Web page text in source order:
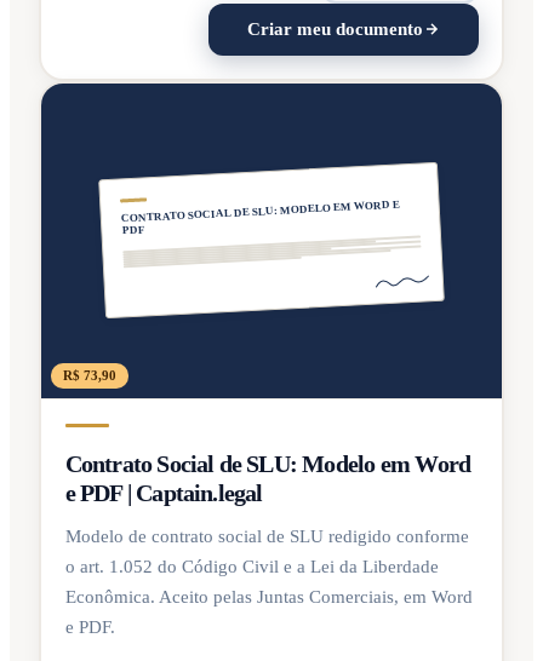
Criar meu documento
CONTRATO SOCIAL DE SLU: MODELO EM WORD E
PDF
R$ 73,90
Contrato Social de SLU: Modelo em Word
e PDF | Captain.legal
Modelo de contrato social de SLU redigido conforme
o art. 1.052 do Código Civil e a Lei da Liberdade
Econômica. Aceito pelas Juntas Comerciais, em Word
e PDF.